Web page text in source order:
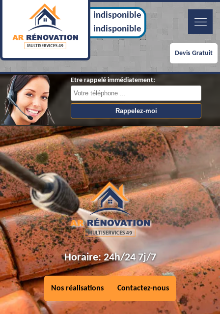
indisponible
indisponible
Devis Gratuit
Etre rappelé immédiatement:
Horaire: 24h/24 7j/7
Nos réalisations Contactez-nous